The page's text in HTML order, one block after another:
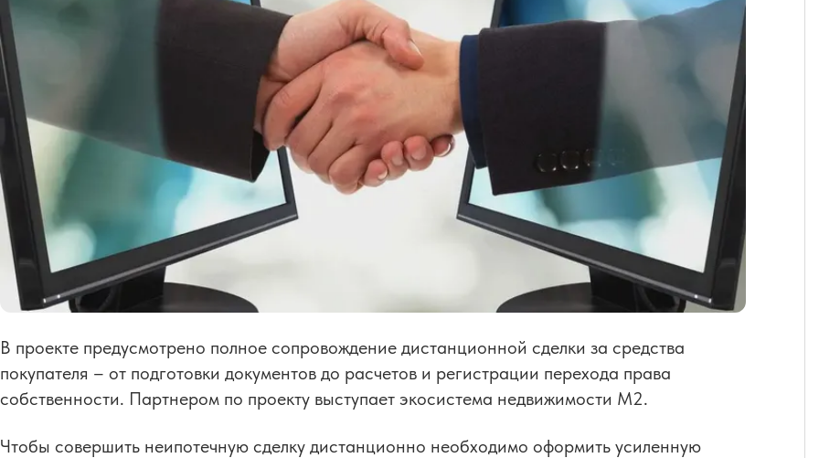
В проекте предусмотрено полное сопровождение дистанционной сделки за средства
покупателя – от подготовки документов до расчетов и регистрации перехода права
собственности. Партнером по проекту выступает экосистема недвижимости М2.
Чтобы совершить неипотечную сделку дистанционно необходимо оформить усиленную